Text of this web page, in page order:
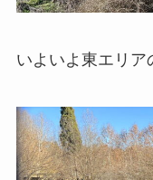
いよいよ東エリア